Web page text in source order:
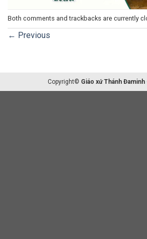
Both comments and trackbacks are currently
← Previous
Copyright© Giáo xứ Thánh Đaminh